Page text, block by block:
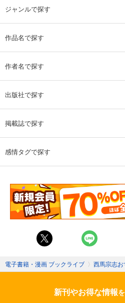
ジャンルで探す
作品名で探す
作者名で探す
出版社で探す
掲載誌で探す
感情タグで探す
電子書籍・漫画 ブックライブ 〉 西馬宗志
新刊やお得な情報